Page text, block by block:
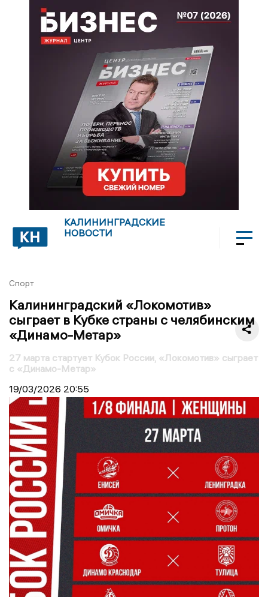
КАЛИНИНГРАДСКИЕ
НОВОСТИ
Спорт
Калининградский «Локомотив»
сыграет в Кубке страны с челябинским
«Динамо-Метар»
27 марта стартует Кубок России, «Локомотив» сыграет
с «Динамо-Метар»
19/03/2026 20:55